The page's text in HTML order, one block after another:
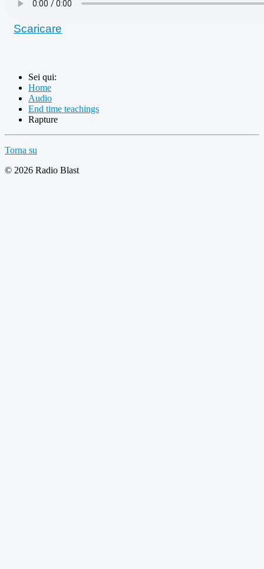
Scaricare
Sei qui:
Home
Audio
End time teachings
Rapture
Torna su
© 2026 Radio Blast